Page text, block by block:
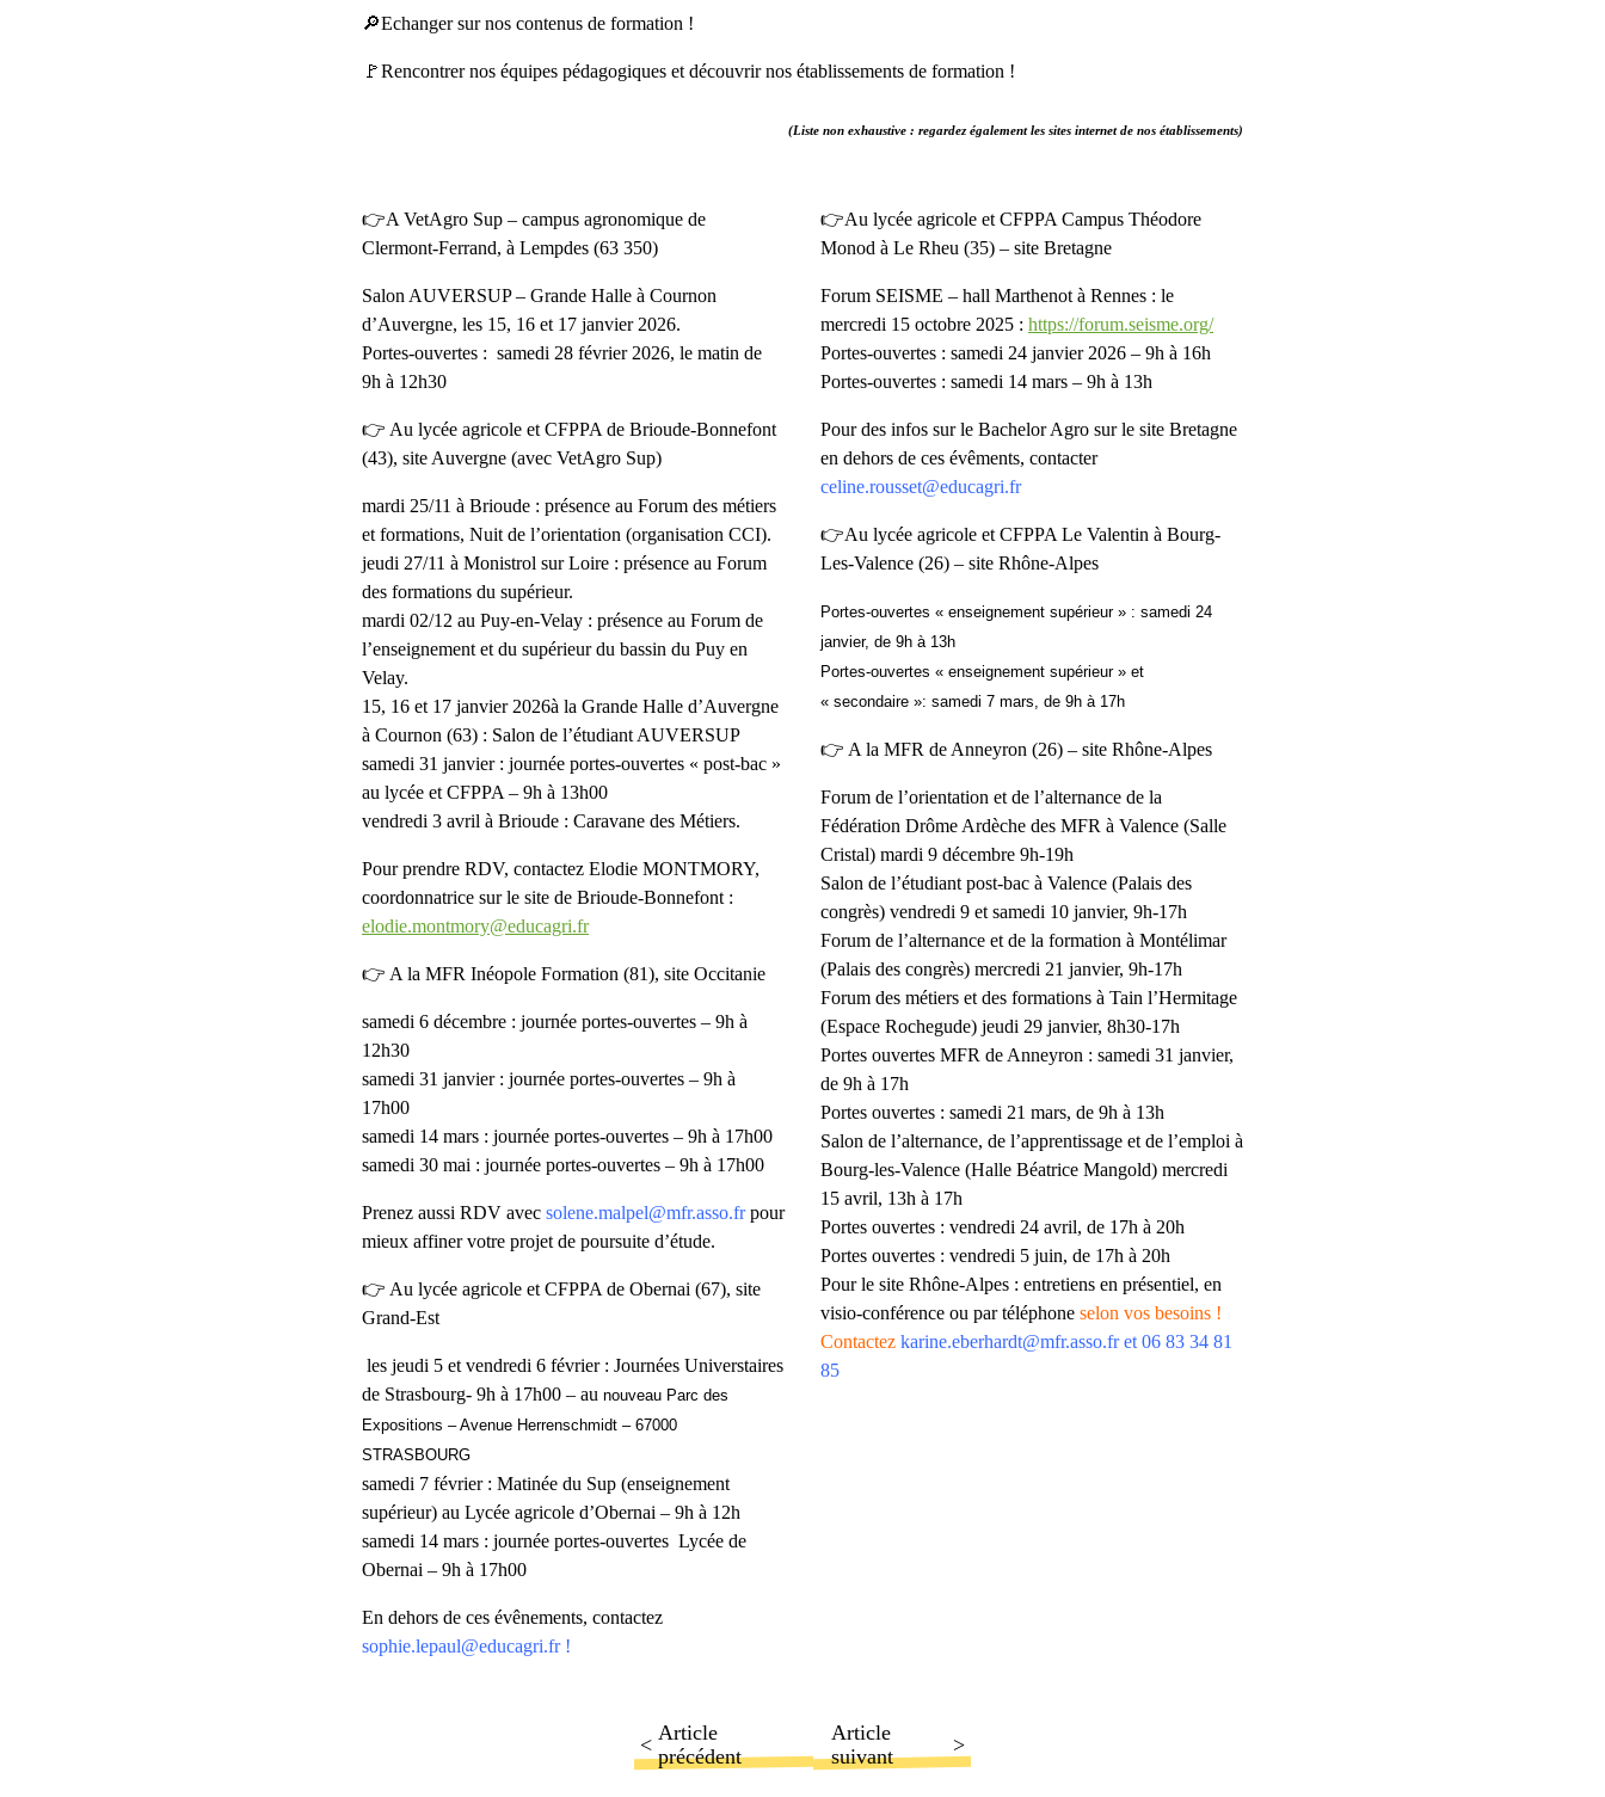
🔎Echanger sur nos contenus de formation !
🚩Rencontrer nos équipes pédagogiques et découvrir nos établissements de formation !
(Liste non exhaustive : regardez également les sites internet de nos établissements)
👉A VetAgro Sup – campus agronomique de
Clermont-Ferrand, à Lempdes (63 350)
Salon AUVERSUP – Grande Halle à Cournon
d’Auvergne, les 15, 16 et 17 janvier 2026.
Portes-ouvertes : samedi 28 février 2026, le matin de
9h à 12h30
👉 Au lycée agricole et CFPPA de Brioude-Bonnefont
(43), site Auvergne (avec VetAgro Sup)
mardi 25/11 à Brioude : présence au Forum des métiers
et formations, Nuit de l’orientation (organisation CCI).
jeudi 27/11 à Monistrol sur Loire : présence au Forum
des formations du supérieur.
mardi 02/12 au Puy-en-Velay : présence au Forum de
l’enseignement et du supérieur du bassin du Puy en
Velay.
15, 16 et 17 janvier 2026à la Grande Halle d’Auvergne
à Cournon (63) : Salon de l’étudiant AUVERSUP
samedi 31 janvier : journée portes-ouvertes « post-bac »
au lycée et CFPPA – 9h à 13h00
vendredi 3 avril à Brioude : Caravane des Métiers.
Pour prendre RDV, contactez Elodie MONTMORY,
coordonnatrice sur le site de Brioude-Bonnefont :
elodie.montmory@educagri.fr
👉 A la MFR Inéopole Formation (81), site Occitanie
samedi 6 décembre : journée portes-ouvertes – 9h à
12h30
samedi 31 janvier : journée portes-ouvertes – 9h à
17h00
samedi 14 mars : journée portes-ouvertes – 9h à 17h00
samedi 30 mai : journée portes-ouvertes – 9h à 17h00
Prenez aussi RDV avec solene.malpel@mfr.asso.frpour
mieux affiner votre projet de poursuite d’étude.
👉 Au lycée agricole et CFPPA de Obernai (67), site
Grand-Est
les jeudi 5 et vendredi 6 février : Journées Universtaires
de Strasbourg- 9h à 17h00 – au nouveau Parc des
Expositions – Avenue Herrenschmidt – 67000
STRASBOURG
samedi 7 février : Matinée du Sup (enseignement
supérieur) au Lycée agricole d’Obernai – 9h à 12h
samedi 14 mars : journée portes-ouvertes Lycée de
Obernai – 9h à 17h00
En dehors de ces évênements, contactez
sophie.lepaul@educagri.fr !
👉Au lycée agricole et CFPPA Campus Théodore
Monod à Le Rheu (35) – site Bretagne
Forum SEISME – hall Marthenot à Rennes : le
mercredi 15 octobre 2025 : https://forum.seisme.org/
Portes-ouvertes : samedi 24 janvier 2026 – 9h à 16h
Portes-ouvertes : samedi 14 mars – 9h à 13h
Pour des infos sur le Bachelor Agro sur le site Bretagne
en dehors de ces évêments, contacter
celine.rousset@educagri.fr
👉Au lycée agricole et CFPPA Le Valentin à Bourg-
Les-Valence (26) – site Rhône-Alpes
Portes-ouvertes « enseignement supérieur » : samedi 24
janvier, de 9h à 13h
Portes-ouvertes « enseignement supérieur » et
« secondaire »: samedi 7 mars, de 9h à 17h
👉 A la MFR de Anneyron (26) – site Rhône-Alpes
Forum de l’orientation et de l’alternance de la
Fédération Drôme Ardèche des MFR à Valence (Salle
Cristal) mardi 9 décembre 9h-19h
Salon de l’étudiant post-bac à Valence (Palais des
congrès) vendredi 9 et samedi 10 janvier, 9h-17h
Forum de l’alternance et de la formation à Montélimar
(Palais des congrès) mercredi 21 janvier, 9h-17h
Forum des métiers et des formations à Tain l’Hermitage
(Espace Rochegude) jeudi 29 janvier, 8h30-17h
Portes ouvertes MFR de Anneyron : samedi 31 janvier,
de 9h à 17h
Portes ouvertes : samedi 21 mars, de 9h à 13h
Salon de l’alternance, de l’apprentissage et de l’emploi à
Bourg-les-Valence (Halle Béatrice Mangold) mercredi
15 avril, 13h à 17h
Portes ouvertes : vendredi 24 avril, de 17h à 20h
Portes ouvertes : vendredi 5 juin, de 17h à 20h
Pour le site Rhône-Alpes : entretiens en présentiel, en
visio-conférence ou par téléphone selon vos besoins !
Contactez karine.eberhardt@mfr.asso.fr et 06 83 34 81
85
Article
précédent
Article
suivant